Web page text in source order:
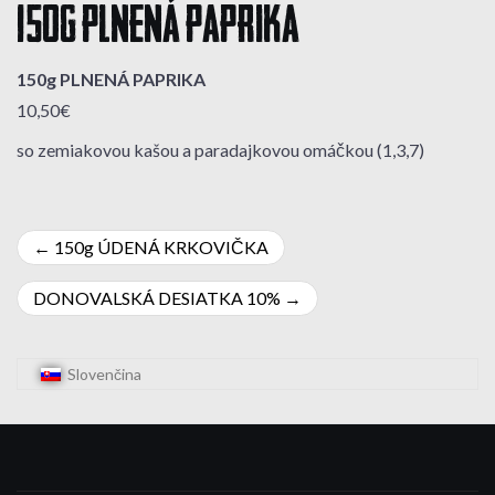
150g PLNENÁ PAPRIKA
150g PLNENÁ PAPRIKA
10,50€
so zemiakovou kašou a paradajkovou omáčkou (1,3,7)
Navigácia
v
150g ÚDENÁ KRKOVIČKA
DONOVALSKÁ DESIATKA 10%
Slovenčina